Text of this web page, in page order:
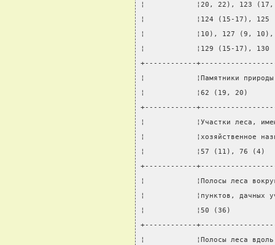
¦            ¦20, 22), 123
¦            ¦124 (15-17),
¦            ¦10), 127 (9,
¦            ¦129 (15-17),
+------------
¦            ¦Памятники
¦            ¦62 (19, 20)
+------------
¦            ¦Участки леса,
¦            ¦хозяйственное
¦            ¦57 (11), 76
+------------
¦            ¦Полосы леса
¦            ¦пунктов,
¦            ¦50 (36)
+------------
¦            ¦Полосы леса